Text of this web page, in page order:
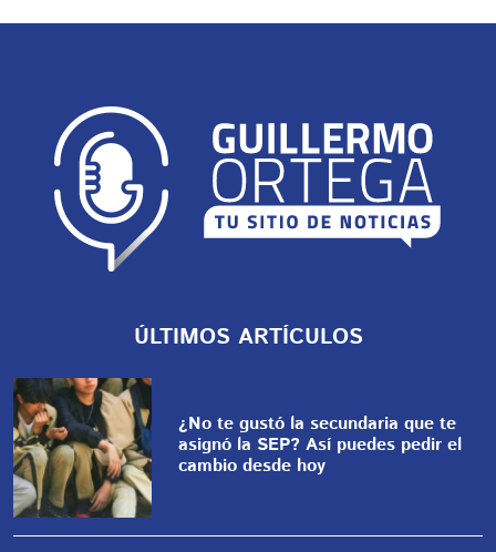
ÚLTIMOS ARTÍCULOS
¿No te gustó la secundaria que te
asignó la SEP? Así puedes pedir el
cambio desde hoy